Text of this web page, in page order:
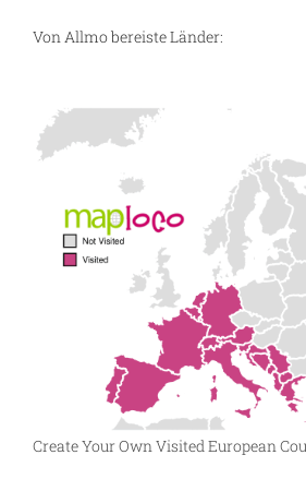
Von Allmo bereiste Länder:
Create Your Own Visited European